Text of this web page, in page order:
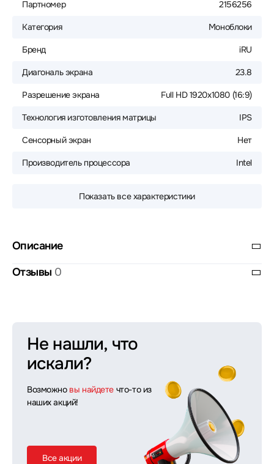
Партномер 2156256
Категория Моноблоки
Бренд iRU
Диагональ экрана 23.8
Разрешение экрана Full HD 1920x1080 (16:9)
Технология изготовления матрицы IPS
Сенсорный экран Нет
Производитель процессора Intel
Показать все характеристики
Описание
Отзывы 0
Не нашли, что
искали?
Возможно вы найдете что-то из
наших акций!
Все акции